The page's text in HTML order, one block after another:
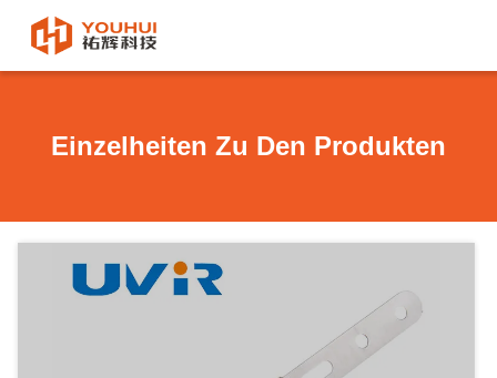
Einzelheiten Zu Den Produkten